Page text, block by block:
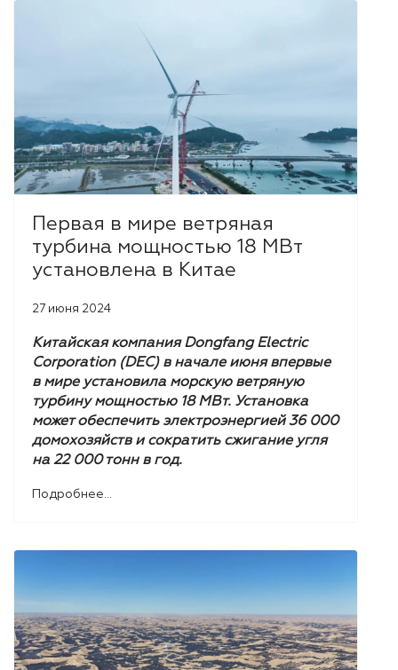
Первая в мире ветряная
турбина мощностью 18 МВт
установлена ​​в Китае
27 июня 2024
Китайская компания Dongfang Electric
Corporation (DEC) в начале июня впервые
в мире установила морскую ветряную
турбину мощностью 18 МВт. Установка
может обеспечить электроэнергией 36 000
домохозяйств и сократить сжигание угля
на 22 000 тонн в год.
Подробнее...